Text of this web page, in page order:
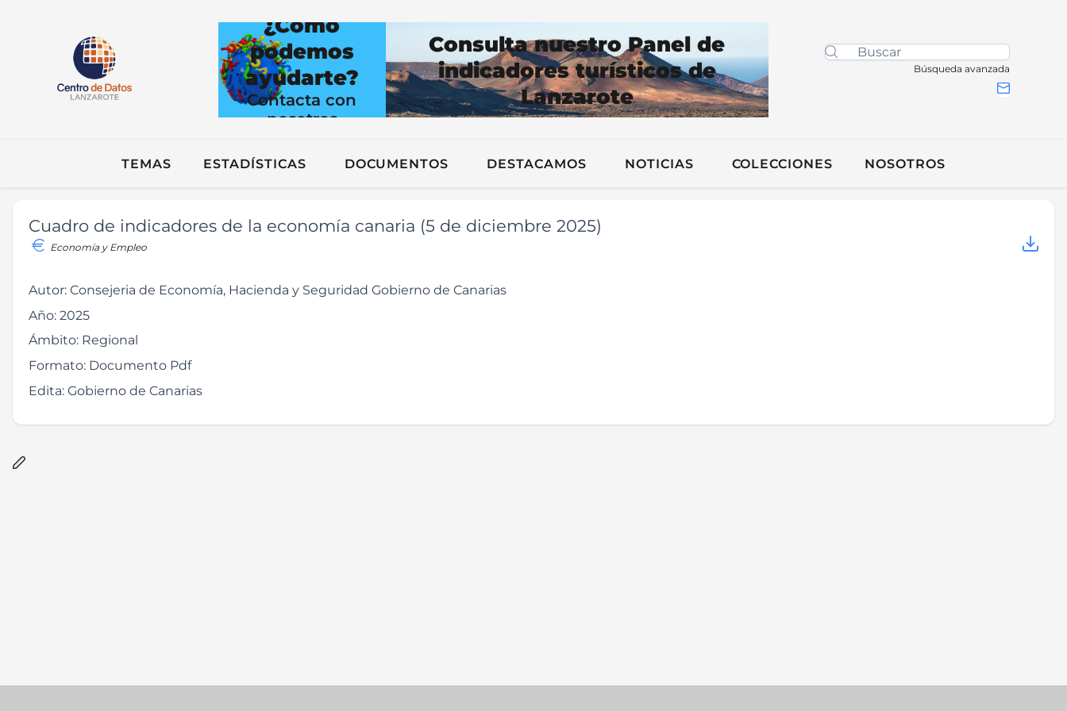
¿Cómo
podemos
ayudarte?
Contacta con
nosotros
Consulta nuestro Panel de
indicadores turísticos de
Lanzarote
Búsqueda avanzada
TEMAS ESTADÍSTICAS DOCUMENTOS DESTACAMOS NOTICIAS COLECCIONES NOSOTROS
Cuadro de indicadores de la economía canaria (5 de diciembre 2025)
Economía y Empleo
Autor: Consejeria de Economía, Hacienda y Seguridad Gobierno de Canarias
Año: 2025
Ámbito: Regional
Formato: Documento Pdf
Edita: Gobierno de Canarias